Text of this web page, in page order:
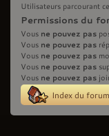
Utilisateurs parcourant
Permissions du
Vous ne pouvez pas
Vous ne pouvez pas
Vous ne pouvez pas
Vous ne pouvez pas
Vous ne pouvez pas
Index du forum